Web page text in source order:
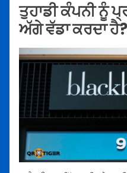
ਤੁਹਾਡੀ ਕੰਪਨੀ ਨੂੰ
ਅੱਗੇ ਵੱਡਾ ਕਰਦਾ ਹੈ?